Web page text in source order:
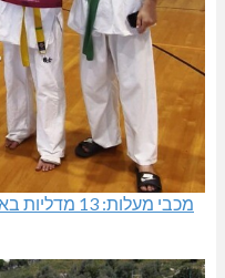
מכבי מעלות: 13 מדליות באליפות ישראל